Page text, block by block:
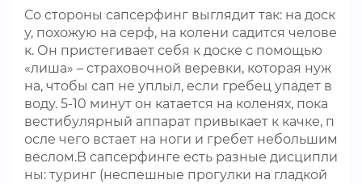
Со стороны сапсерфинг выглядит так: на доск
у, похожую на серф, на колени садится челове
к. Он пристегивает себя к доске с помощью
«лиша» – страховочной веревки, которая нуж
на, чтобы сап не уплыл, если гребец упадет в
воду. 5-10 минут он катается на коленях, пока
вестибулярный аппарат привыкает к качке, п
осле чего встает на ноги и гребет небольшим
веслом.В сапсерфинге есть разные дисципли
ны: туринг (неспешные прогулки на гладкой